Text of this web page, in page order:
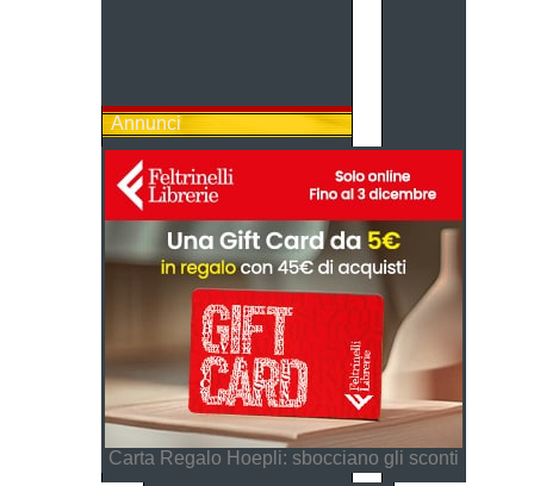
Annunci
Carta Regalo Hoepli: sbocciano gli sconti